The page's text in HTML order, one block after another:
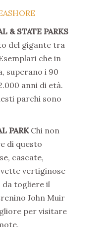
& STATE PARKS
del gigante tra
che in
superano i 90
anni di età.
parchi sono
PARKChi non
di questo
cascate,
vertiginose
da togliere il
John Muir
per visitare